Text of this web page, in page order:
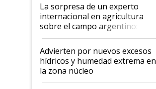
La sorpresa de un experto
internacional en agricultura
sobre el campo argentino:
"Estoy muy impresionado"
Advierten por nuevos excesos
hídricos y humedad extrema en
la zona núcleo